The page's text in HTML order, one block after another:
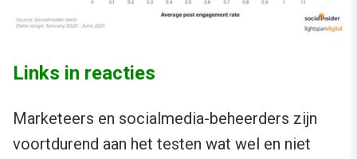
Links in reacties
Marketeers en socialmedia-beheerders zijn
voortdurend aan het testen wat wel en niet